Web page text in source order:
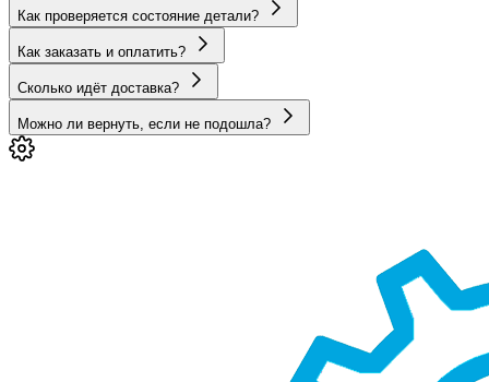
Как проверяется состояние детали?
Как заказать и оплатить?
Сколько идёт доставка?
Можно ли вернуть, если не подошла?